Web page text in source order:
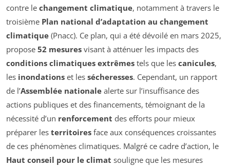
contre le changement climatique, notamment à travers le
troisième Plan national d’adaptation au changement
climatique (Pnacc). Ce plan, qui a été dévoilé en mars 2025,
propose 52 mesures visant à atténuer les impacts des
conditions climatiques extrêmes tels que les canicules,
les inondations et les sécheresses. Cependant, un rapport
de l’Assemblée nationale alerte sur l’insuffisance des
actions publiques et des financements, témoignant de la
nécessité d’un renforcement des efforts pour mieux
préparer les territoires face aux conséquences croissantes
de ces phénomènes climatiques. Malgré ce cadre d’action, le
Haut conseil pour le climat souligne que les mesures